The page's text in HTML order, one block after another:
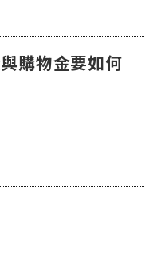
購物金要如何